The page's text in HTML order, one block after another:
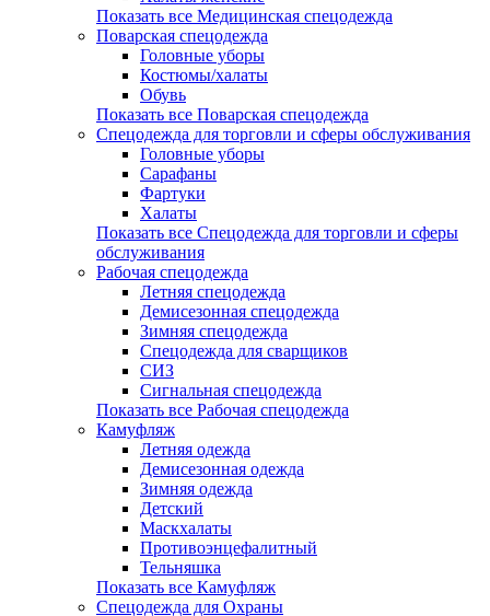
Показать все Медицинская спецодежда
Поварская спецодежда
Головные уборы
Костюмы/халаты
Обувь
Показать все Поварская спецодежда
Спецодежда для торговли и сферы обслуживания
Головные уборы
Сарафаны
Фартуки
Халаты
Показать все Спецодежда для торговли и сферы
обслуживания
Рабочая спецодежда
Летняя спецодежда
Демисезонная спецодежда
Зимняя спецодежда
Спецодежда для сварщиков
СИЗ
Сигнальная спецодежда
Показать все Рабочая спецодежда
Камуфляж
Летняя одежда
Демисезонная одежда
Зимняя одежда
Детский
Маскхалаты
Противоэнцефалитный
Тельняшка
Показать все Камуфляж
Спецодежда для Охраны